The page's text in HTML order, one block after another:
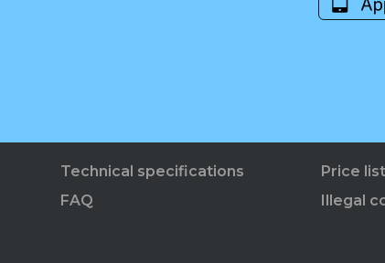
Technical specifications
FAQ
Price list
Illegal